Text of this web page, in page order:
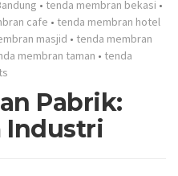
• tenda membran bekasi •
cafe • tenda membran hotel
masjid • tenda membran
membran taman • tenda
Pabrik:
Industri